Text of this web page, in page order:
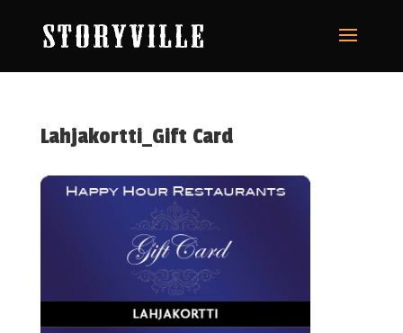
Lahjakortti_Gift Card